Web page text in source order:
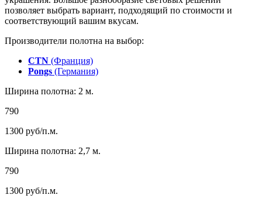
позволяет выбрать вариант, подходящий по стоимости и
соответствующий вашим вкусам.
Производители полотна на выбор:
CTN (Франция)
Pongs (Германия)
Ширина полотна: 2 м.
790
1300 руб/п.м.
Ширина полотна: 2,7 м.
790
1300 руб/п.м.